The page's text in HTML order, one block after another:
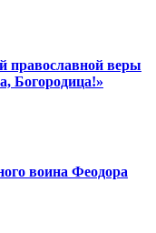
православной веры
Богородица!»
воина Феодора